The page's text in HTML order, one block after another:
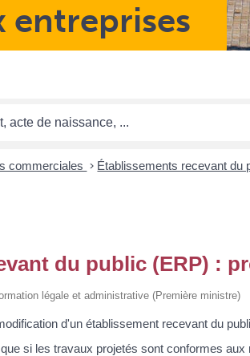
entreprises
commerciales > Établissements recevant du
du public (ERP) :
légale et administrative (Première ministre)
d'un établissement recevant du
si les travaux projetés sont conformes